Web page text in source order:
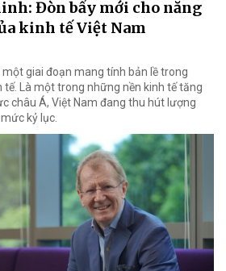
Đòn bẩy mới cho năng
kinh tế Việt Nam
giai đoạn mang tính bản lề trong
tế. Là một trong những nền kinh tế tăng
châu Á, Việt Nam đang thu hút lượng
kỷ lục.